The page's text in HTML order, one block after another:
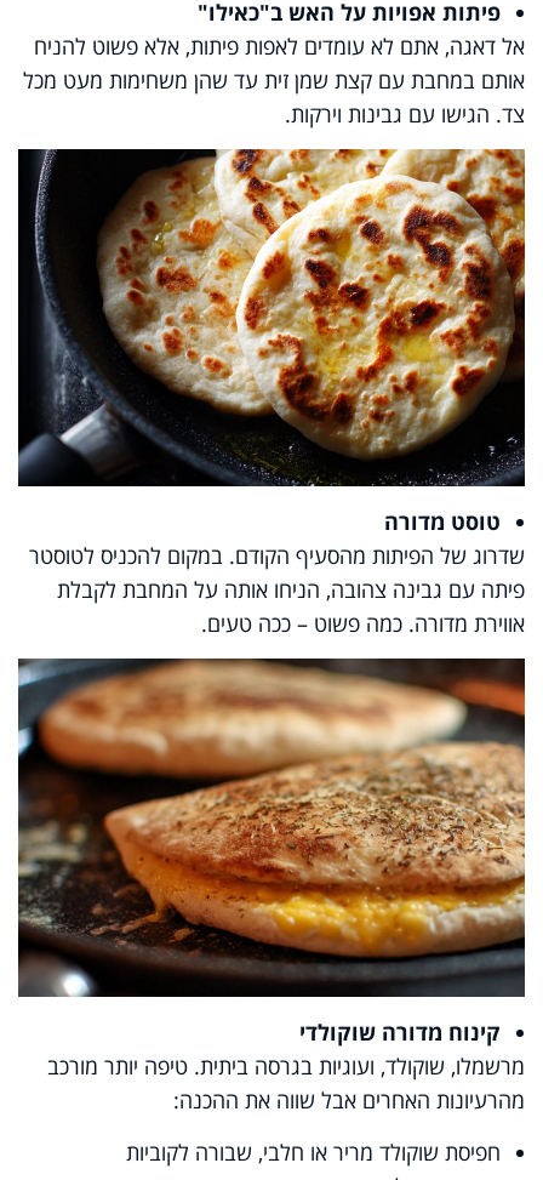
פיתות אפויות על האש ב"כאילו"
אל דאגה, אתם לא עומדים לאפות פיתות, אלא פשוט להניח
אותם במחבת עם קצת שמן זית עד שהן משחימות מעט מכל
צד. הגישו עם גבינות וירקות.
טוסט מדורה
שדרוג של הפיתות מהסעיף הקודם. במקום להכניס לטוסטר
פיתה עם גבינה צהובה, הניחו אותה על המחבת לקבלת
אווירת מדורה. כמה פשוט – ככה טעים.
קינוח מדורה שוקולדי
מרשמלו, שוקולד, ועוגיות בגרסה ביתית. טיפה יותר מורכב
מהרעיונות האחרים אבל שווה את ההכנה:
חפיסת שוקולד מריר או חלבי, שבורה לקוביות